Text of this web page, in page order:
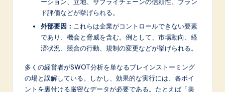
ド評価などが挙げられる。
外部要因： これらは企業がコントロールできない要素
であり、機会と脅威を含む。例として、市場動向、経
済状況、競合の行動、規制の変更などが挙げられる。
多くの経営者がSWOT分析を単なるブレインストーミング
の場と誤解している。しかし、効果的な実行には、各ポイ
ントを裏付ける厳密なデータが必要である。たとえば「美